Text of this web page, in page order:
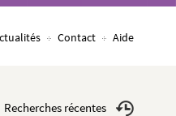
Contact Aide
Recherches récentes